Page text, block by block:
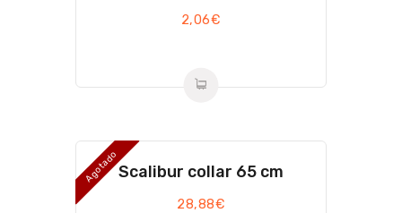
2,06€
AgotadoScalibur collar 65 cm
28,88€